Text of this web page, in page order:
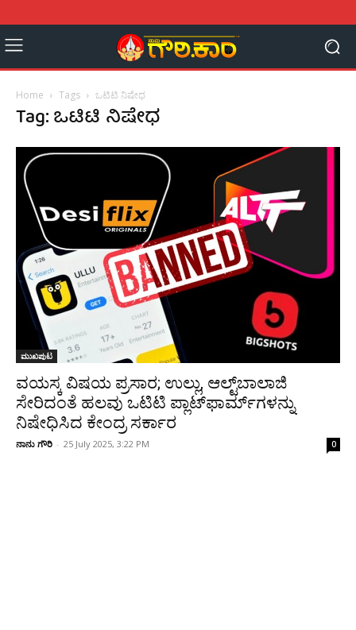
Home Tags ಒಟಿಟಿ ನಿಷೇಧ
Tag: ಒಟಿಟಿ ನಿಷೇಧ
ಮುಖಪುಟ
ವಯಸ್ಕ ವಿಷಯ ಪ್ರಸಾರ; ಉಲ್ಲು, ಆಲ್ಟ್‌ಬಾಲಾಜಿ
ಸೇರಿದಂತೆ ಹಲವು ಒಟಿಟಿ ಪ್ಲಾಟ್‌ಫಾರ್ಮ್‌ಗಳನ್ನು
ನಿಷೇಧಿಸಿದ ಕೇಂದ್ರ ಸರ್ಕಾರ
ನಾನು ಗೌರಿ - 25 July 2025, 3:22 PM 0